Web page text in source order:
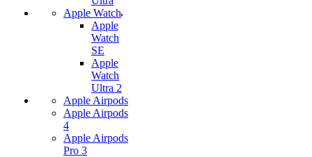
Apple Watch
Apple
Watch
SE
Apple
Watch
Ultra 2
Apple Airpods
Apple Airpods
4
Apple Airpods
Pro 3